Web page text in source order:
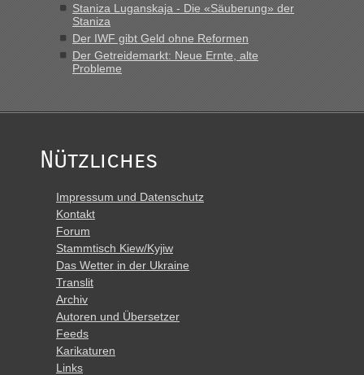
Staniza Luganskaja - Die «Säuberung» der
Staniza
Der IWF gibt Geld ohne Reformen
Der Getreidemarkt: Neue Ernte, alte
Probleme
Nützliches
Impressum und Datenschutz
Kontakt
Forum
Stammtisch Kiew/Kyjiw
Das Wetter in der Ukraine
Translit
Archiv
Autoren und Übersetzer
Feeds
Karikaturen
Links